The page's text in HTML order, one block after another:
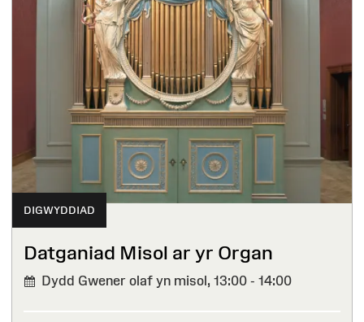
DIGWYDDIAD
Datganiad Misol ar yr Organ
Dydd Gwener olaf yn misol, 13:00 - 14:00